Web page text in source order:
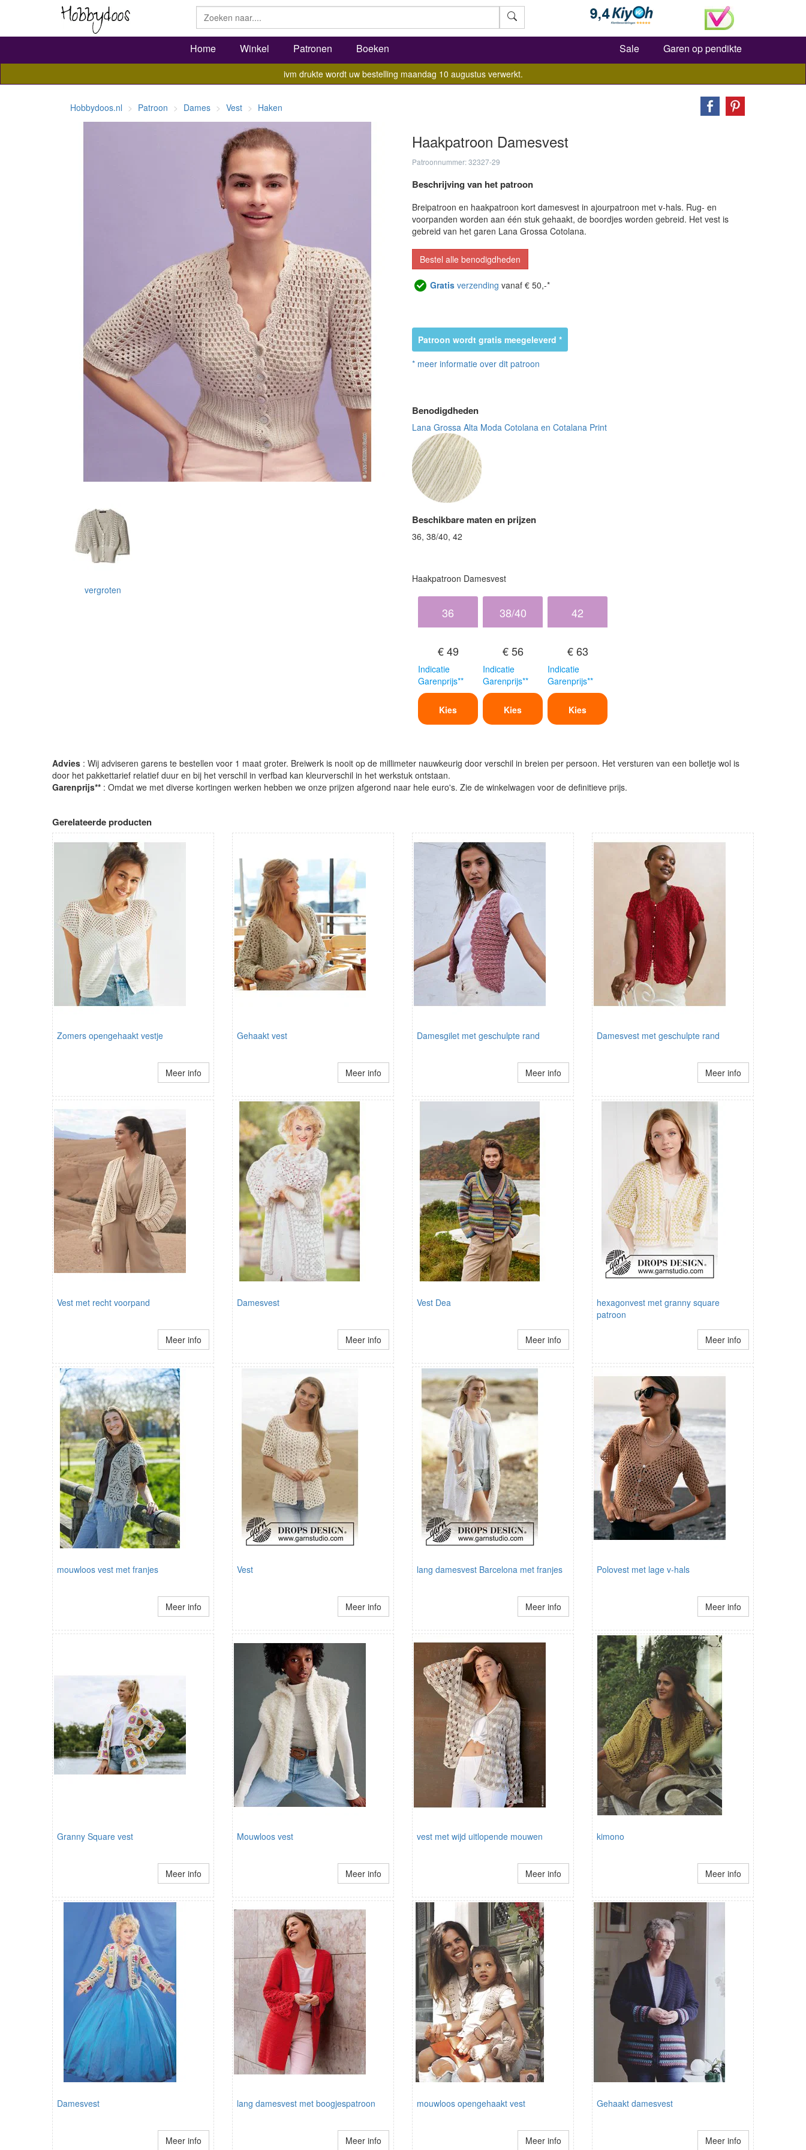
Zoeken
Home Winkel Patronen Boeken Sale Garen op pendikte
ivm drukte wordt uw bestelling maandag 10 augustus verwerkt.
Hobbydoos.nl Patroon Dames Vest Haken
vergroten
Haakpatroon Damesvest
Patroonnummer: 32327-29
Beschrijving van het patroon
Breipatroon en haakpatroon kort damesvest in ajourpatroon met v-hals. Rug- en
voorpanden worden aan één stuk gehaakt, de boordjes worden gebreid. Het vest is
gebreid van het garen Lana Grossa Cotolana.
Bestel alle benodigdheden
Gratis verzending vanaf € 50,-*
Patroon wordt gratis meegeleverd *
* meer informatie over dit patroon
Benodigdheden
Lana Grossa Alta Moda Cotolana en Cotalana Print
Beschikbare maten en prijzen
36, 38/40, 42
Haakpatroon Damesvest
36
€ 49
Indicatie
Garenprijs**
Kies
38/40
€ 56
Indicatie
Garenprijs**
Kies
42
€ 63
Indicatie
Garenprijs**
Kies
Advies : Wij adviseren garens te bestellen voor 1 maat groter. Breiwerk is nooit op de millimeter nauwkeurig door verschil in breien per persoon. Het versturen van een bolletje wol is
door het pakkettarief relatief duur en bij het verschil in verfbad kan kleurverschil in het werkstuk ontstaan.
Garenprijs** : Omdat we met diverse kortingen werken hebben we onze prijzen afgerond naar hele euro's. Zie de winkelwagen voor de definitieve prijs.
Gerelateerde producten
Zomers opengehaakt vestje
Meer info
Gehaakt vest
Meer info
Damesgilet met geschulpte rand
Meer info
Damesvest met geschulpte rand
Meer info
Vest met recht voorpand
Meer info
Damesvest
Meer info
Vest Dea
Meer info
hexagonvest met granny square
patroon
Meer info
mouwloos vest met franjes
Meer info
Vest
Meer info
lang damesvest Barcelona met franjes
Meer info
Polovest met lage v-hals
Meer info
Granny Square vest
Meer info
Mouwloos vest
Meer info
vest met wijd uitlopende mouwen
Meer info
kimono
Meer info
Damesvest
Meer info
lang damesvest met boogjespatroon
Meer info
mouwloos opengehaakt vest
Meer info
Gehaakt damesvest
Meer info